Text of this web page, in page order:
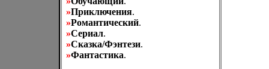
»Приключения.
»Романтический.
»Сериал.
»Сказка/Фэнтези.
»Фантастика.